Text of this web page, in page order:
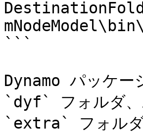
```
Dynamo パッケー
`dyf` フォルダ、
`extra` フォルダ